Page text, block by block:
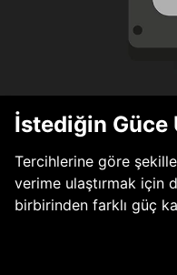
İstediğin Güce
Tercihlerine göre
verime ulaştırmak için
birbirinden farklı güç